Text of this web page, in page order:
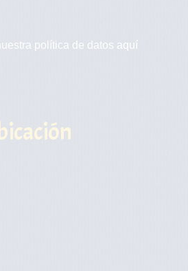
política de datos aquí